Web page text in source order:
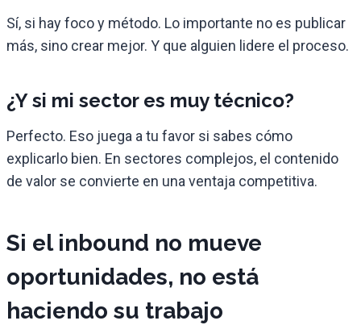
Sí, si hay foco y método. Lo importante no es publicar
más, sino crear mejor. Y que alguien lidere el proceso.
¿Y si mi sector es muy técnico?
Perfecto. Eso juega a tu favor si sabes cómo
explicarlo bien. En sectores complejos, el contenido
de valor se convierte en una ventaja competitiva.
Si el inbound no mueve
oportunidades, no está
haciendo su trabajo